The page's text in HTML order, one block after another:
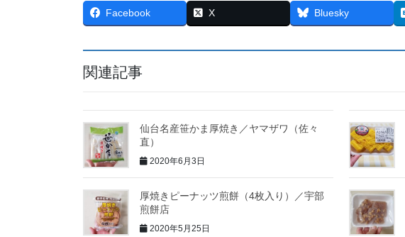
Facebook X Bluesky
関連記事
仙台名産笹かま厚焼き／ヤマザワ（佐々
直）
2020年6月3日
厚焼きピーナッツ煎餅（4枚入り）／宇部
煎餅店
2020年5月25日